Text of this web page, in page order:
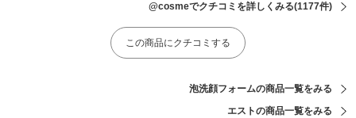
@cosmeでクチコミを詳しくみる(1177件)
この商品にクチコミする
泡洗顔フォームの商品一覧をみる
エストの商品一覧をみる